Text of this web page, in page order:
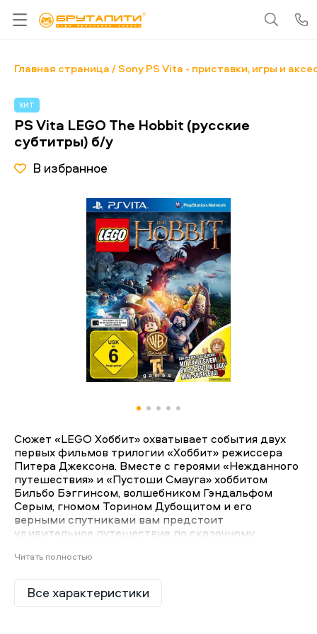
Главная страница Sony PS Vita - приставки, игры и
ХИТ
PS Vita LEGO The Hobbit (русские
субтитры) б/у
В избранное
Сюжет «LEGO Хоббит» охватывает события двух
первых фильмов трилогии «Хоббит» режиссера
Питера Джексона. Вместе с героями «Нежданного
путешествия» и «Пустоши Смауга» хоббитом
Бильбо Бэггинсом, волшебником Гэндальфом
Серым, гномом Торином Дубощитом и его
верными спутниками вам предстоит
удивительное путешествие по сказочному
гномьему королевству Эребор. В «LEGO Хоббит»
персонажей – Бильбо, Гэндальфа и всех
тринадцати гномов: Торина, Фили, Кили, Оина,
Все характеристики
Читать полностью